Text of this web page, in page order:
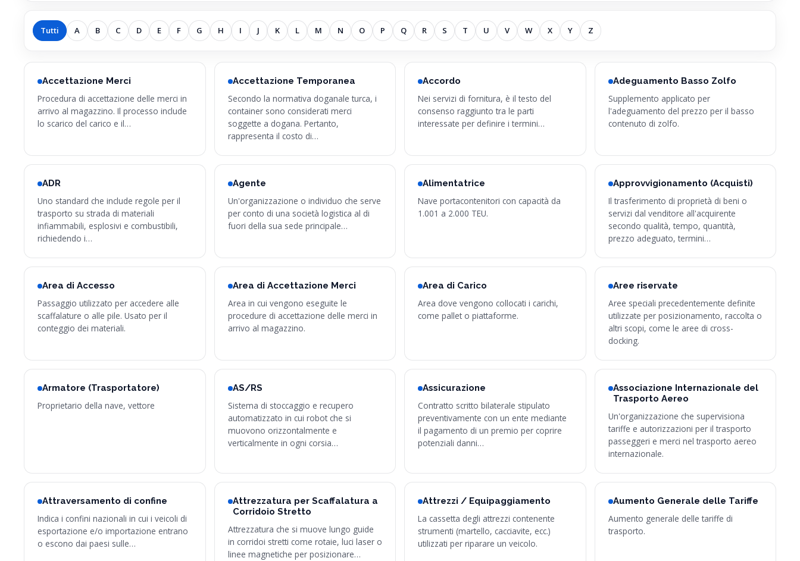
Tutti A B C D E F G H I J K L M N O P Q R S T U V W X Y Z
Accettazione Merci
Procedura di accettazione delle merci in
arrivo al magazzino. Il processo include
lo scarico del carico e il…
Accettazione Temporanea
Secondo la normativa doganale turca, i
container sono considerati merci
soggette a dogana. Pertanto,
rappresenta il costo di…
Accordo
Nei servizi di fornitura, è il testo del
consenso raggiunto tra le parti
interessate per definire i termini…
Adeguamento Basso Zolfo
Supplemento applicato per
l'adeguamento del prezzo per il basso
contenuto di zolfo.
ADR
Uno standard che include regole per il
trasporto su strada di materiali
infiammabili, esplosivi e combustibili,
richiedendo i…
Agente
Un'organizzazione o individuo che serve
per conto di una società logistica al di
fuori della sua sede principale…
Alimentatrice
Nave portacontenitori con capacità da
1.001 a 2.000 TEU.
Approvvigionamento (Acquisti)
Il trasferimento di proprietà di beni o
servizi dal venditore all'acquirente
secondo qualità, tempo, quantità,
prezzo adeguato, termini…
Area di Accesso
Passaggio utilizzato per accedere alle
scaffalature o alle pile. Usato per il
conteggio dei materiali.
Area di Accettazione Merci
Area in cui vengono eseguite le
procedure di accettazione delle merci in
arrivo al magazzino.
Area di Carico
Area dove vengono collocati i carichi,
come pallet o piattaforme.
Aree riservate
Aree speciali precedentemente definite
utilizzate per posizionamento, raccolta o
altri scopi, come le aree di cross-
docking.
Armatore (Trasportatore)
Proprietario della nave, vettore
AS/RS
Sistema di stoccaggio e recupero
automatizzato in cui robot che si
muovono orizzontalmente e
verticalmente in ogni corsia…
Assicurazione
Contratto scritto bilaterale stipulato
preventivamente con un ente mediante
il pagamento di un premio per coprire
potenziali danni…
Associazione Internazionale del
Trasporto Aereo
Un'organizzazione che supervisiona
tariffe e autorizzazioni per il trasporto
passeggeri e merci nel trasporto aereo
internazionale.
Attraversamento di confine
Indica i confini nazionali in cui i veicoli di
esportazione e/o importazione entrano
o escono dai paesi sulle…
Attrezzatura per Scaffalatura a
Corridoio Stretto
Attrezzatura che si muove lungo guide
in corridoi stretti come rotaie, luci laser o
linee magnetiche per posizionare…
Attrezzi / Equipaggiamento
La cassetta degli attrezzi contenente
strumenti (martello, cacciavite, ecc.)
utilizzati per riparare un veicolo.
Aumento Generale delle Tariffe
Aumento generale delle tariffe di
trasporto.